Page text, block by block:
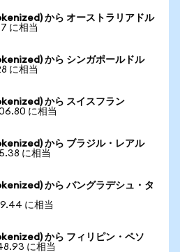
から オーストラリアドル
に相当
から シンガポールドル
に相当
から スイスフラン
に相当
から ブラジル・レアル
に相当
から バングラデシュ・タ
に相当
から フィリピン・ペソ
に相当